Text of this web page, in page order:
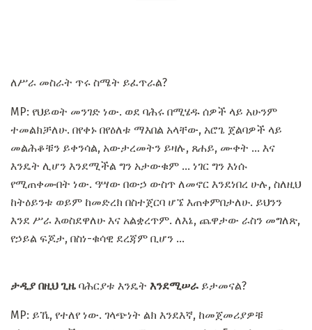
ለሥራ መስራት ጥሩ ስሜት ይፈጥራል?
MP: የህይወት መንገድ ነው. ወደ ባሕሩ በሚሄዱ ሰዎች ላይ አሁንም
ተመልክቻለሁ. በየቀኑ በየዕለቱ ማእበል አላቸው, አሮጌ ጀልባዎች ላይ
መልሕቆቹን ይቀንሳል, አውታረመትን ይዛሉ, ጸሐይ, ሙቀት ... እና
እንዴት ሊሆን እንደሚችል ግን አታውቁም ... ነገር ግን እነሱ
የሚጠቀሙበት ነው. ዓሣው በውኃ ውስጥ ለመኖር እንደነበረ ሁሉ, ስለዚህ
ከትዕይንቱ ወይም ከመድረክ በስተጀርባ ሆኜ እጠቀምበታለሁ. ይህንን
እንደ ሥራ እወስደዋለሁ እና አልቋረጥም. ለእኔ, ጨዋታው ራስን መግለጽ,
የኃይል ፍጆታ, በስነ-ቁሳዊ ደረጃም ቢሆን ...
ታዲያ በዚህ ጊዜ ባሕርያቱ እንዴት እንደሚሠራ ይታመናል?
MP: ይኼ, የተለየ ነው. ገላጭነት ልክ እንደእኛ, ከመጀመሪያዎቹ